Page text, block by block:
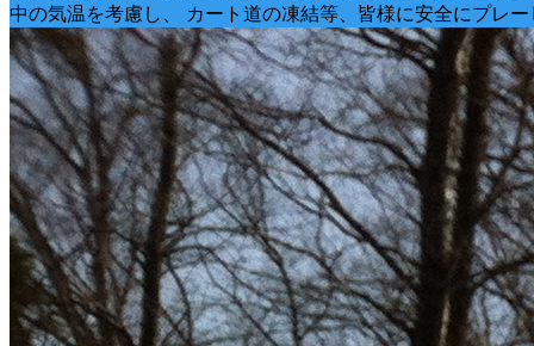
中の気温を考慮し、 カート道の凍結等、皆様に安全にプレー